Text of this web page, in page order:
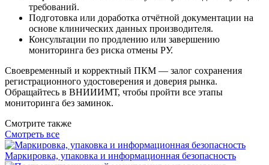
требований.
Подготовка или доработка отчётной документации на
основе клинических данных производителя.
Консультации по продлению или завершению
мониторинга без риска отмены РУ.
Своевременный и корректный ПКМ — залог сохранения
регистрационного удостоверения и доверия рынка.
Обращайтесь в ВНИИИМТ, чтобы пройти все этапы
мониторинга без заминок.
Смотрите также
Смотреть все
Маркировка, упаковка и информационная безопасность